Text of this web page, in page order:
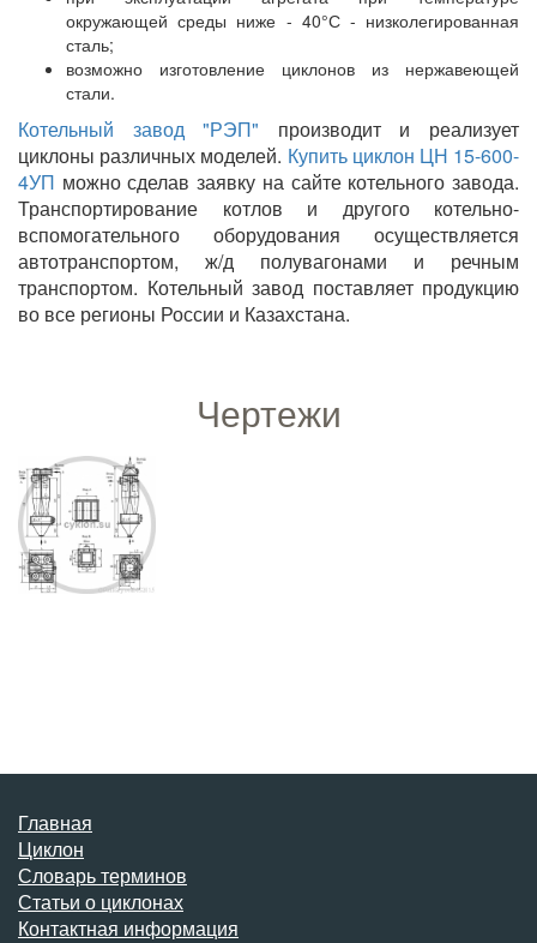
окружающей среды ниже - 40°С - низколегированная
сталь;
возможно изготовление циклонов из нержавеющей
стали.
Котельный завод "РЭП" производит и реализует
циклоны различных моделей. Купить циклон ЦН 15-600-
4УП можно сделав заявку на сайте котельного завода.
Транспортирование котлов и другого котельно-
вспомогательного оборудования осуществляется
автотранспортом, ж/д полувагонами и речным
транспортом. Котельный завод поставляет продукцию
во все регионы России и Казахстана.
Чертежи
Главная
Циклон
Словарь терминов
Статьи о циклонах
Контактная информация